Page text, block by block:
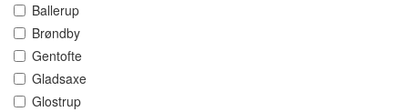
Ballerup
Brøndby
Gentofte
Gladsaxe
Glostrup